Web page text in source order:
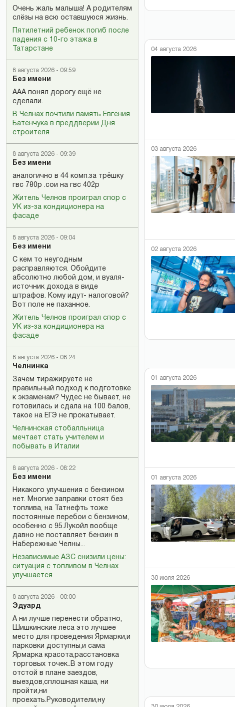
Очень жаль малыша! А родителям
слёзы на всю оставшуюся жизнь.
Пятилетний ребенок погиб после
падения с 10-го этажа в
Татарстане
8 августа 2026 - 09:59
Без имени
ААА понял дорогу ещё не
сделали.
В Челнах почтили память Евгения
Батенчука в преддверии Дня
строителя
8 августа 2026 - 09:39
Без имени
аналогично в 44 комп.за трёшку
гвс 780р .сои на гвс 402р
Житель Челнов проиграл спор с
УК из-за кондиционера на
фасаде
8 августа 2026 - 09:04
Без имени
С кем то неугодным
расправляются. Обойдите
абсолютно любой дом, и вуаля-
источник дохода в виде
штрафов. Кому идут- налоговой?
Вот поле не паханное.
Житель Челнов проиграл спор с
УК из-за кондиционера на
фасаде
8 августа 2026 - 08:24
Челнинка
Зачем тиражируете не
правильный подход к подготовке
к экзаменам? Чудес не бывает, не
готовилась и сдала на 100 балов,
такое на ЕГЭ не прокатывает.
Челнинская стобалльница
мечтает стать учителем и
побывать в Италии
8 августа 2026 - 08:22
Без имени
Никакого улучшения с бензином
нет. Многие заправки стоят без
топлива, на Татнефть тоже
постоянные перебои с бензином,
особенно с 95.Лукойл вообще
давно не поставляет бензин в
Набережные Челны...
Независимые АЗС снизили цены:
ситуация с топливом в Челнах
улучшается
8 августа 2026 - 00:00
Эдуард
А ни лучше перенести обратно,
Шишкинские леса это лучшее
место для проведения Ярмарки,и
парковки доступны,и сама
Ярмарка красота,расстановка
торговых точек..В этом году
отстой в плане заездов,
выездов,сплошная каша, ни
пройти,ни
проехать.Руководители,ну
04 августа 2026
03 августа 2026
02 августа 2026
01 августа 2026
01 августа 2026
30 июля 2026